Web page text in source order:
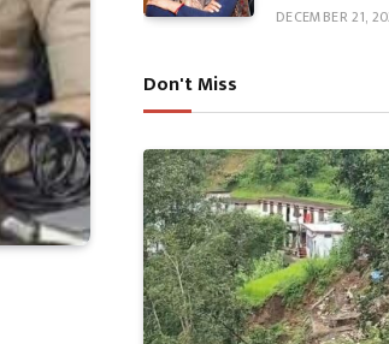
DECEMBER 21,
Don't Miss